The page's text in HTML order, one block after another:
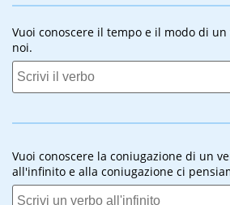
Vuoi conoscere il tempo e il modo di un
noi.
Vuoi conoscere la coniugazione di un
all'infinito e alla coniugazione ci